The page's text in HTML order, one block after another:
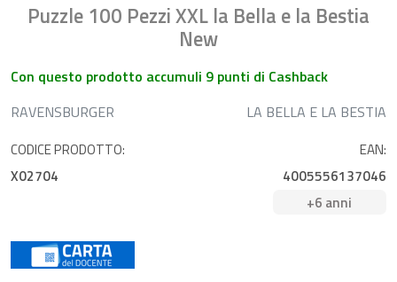
Puzzle 100 Pezzi XXL la Bella e la Bestia
New
Con questo prodotto accumuli 9 punti di Cashback
RAVENSBURGER
LA BELLA E LA BESTIA
CODICE PRODOTTO:
X02704
EAN:
4005556137046
+6 anni